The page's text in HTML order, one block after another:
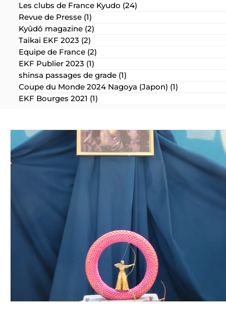
Les clubs de France Kyudo (24)
Revue de Presse (1)
Kyûdô magazine (2)
Taikai EKF 2023 (2)
Equipe de France (2)
EKF Publier 2023 (1)
shinsa passages de grade (1)
Coupe du Monde 2024 Nagoya (Japon) (1)
EKF Bourges 2021 (1)